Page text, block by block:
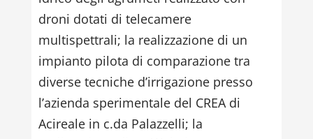
droni dotati di telecamere
multispettrali; la realizzazione di un
impianto pilota di comparazione tra
diverse tecniche d’irrigazione presso
l’azienda sperimentale del CREA di
Acireale in c.da Palazzelli; la